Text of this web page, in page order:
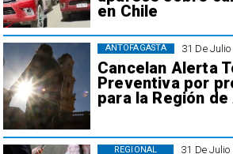
en Chile
31 De
Cancelan Alerta
Preventiva por
para la Región
ANTOFAGASTA
31 De Julio
REGIONAL